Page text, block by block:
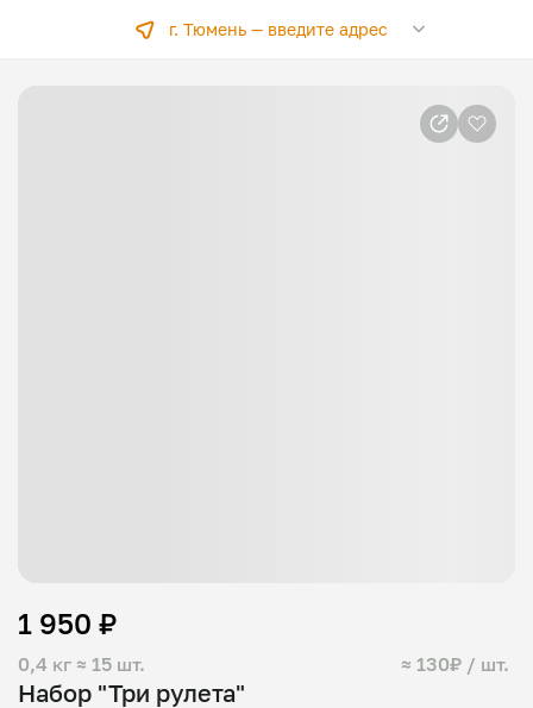
г. Тюмень — введите адрес
Набор "Три рулета"
0,4 кг ≈ 15 шт. ≈ 130₽ / шт.
1 950 ₽